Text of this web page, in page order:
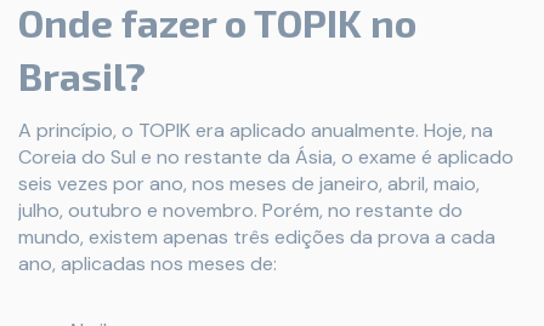
Onde fazer o TOPIK no
Brasil?
A princípio, o TOPIK era aplicado anualmente. Hoje, na
Coreia do Sul e no restante da Ásia, o exame é aplicado
seis vezes por ano, nos meses de janeiro, abril, maio,
julho, outubro e novembro. Porém, no restante do
mundo, existem apenas três edições da prova a cada
ano, aplicadas nos meses de: